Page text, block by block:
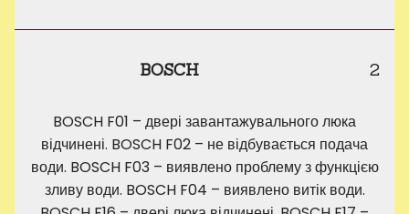
BOSCH 2
BOSCH F01 – двері завантажувального люка
відчинені. BOSCH F02 – не відбувається подача
води. BOSCH F03 – виявлено проблему з функцією
зливу води. BOSCH F04 – виявлено витік води.